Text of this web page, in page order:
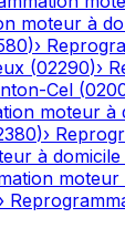
moteur à
)›
(02290)›
Cel (
moteur à
)›
à domicile
moteur
›